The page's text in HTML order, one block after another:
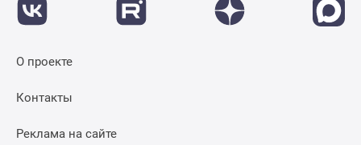
О проекте
Контакты
Реклама на сайте